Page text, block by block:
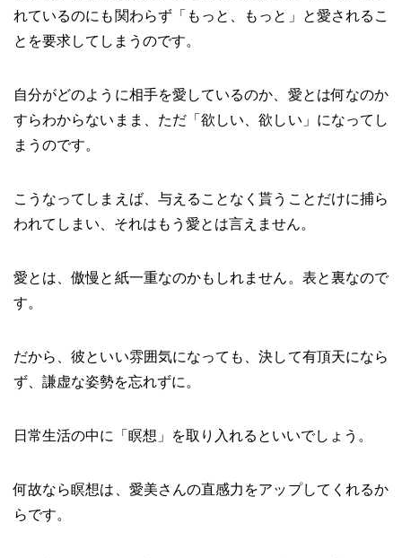
れているのにも関わらず「もっと、もっと」と愛されるこ
とを要求してしまうのです。
自分がどのように相手を愛しているのか、愛とは何なのか
すらわからないまま、ただ「欲しい、欲しい」になってし
まうのです。
こうなってしまえば、与えることなく貰うことだけに捕ら
われてしまい、それはもう愛とは言えません。
愛とは、傲慢と紙一重なのかもしれません。表と裏なので
す。
だから、彼といい雰囲気になっても、決して有頂天になら
ず、謙虚な姿勢を忘れずに。
日常生活の中に「瞑想」を取り入れるといいでしょう。
何故なら瞑想は、愛美さんの直感力をアップしてくれるか
らです。